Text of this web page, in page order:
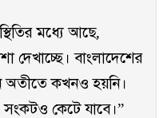
মধ্যে আছে,
দেখাচ্ছে। বাংলাদেশের
অতীতে কখনও হয়নি।
সংকটও কেটে যাবে।”